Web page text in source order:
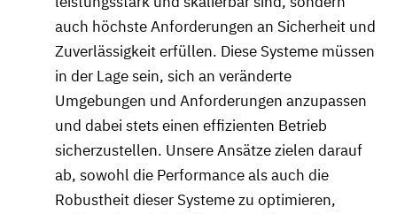
auch höchste Anforderungen an Sicherheit und
Zuverlässigkeit erfüllen. Diese Systeme müssen
in der Lage sein, sich an veränderte
Umgebungen und Anforderungen anzupassen
und dabei stets einen effizienten Betrieb
sicherzustellen. Unsere Ansätze zielen darauf
ab, sowohl die Performance als auch die
Robustheit dieser Systeme zu optimieren,